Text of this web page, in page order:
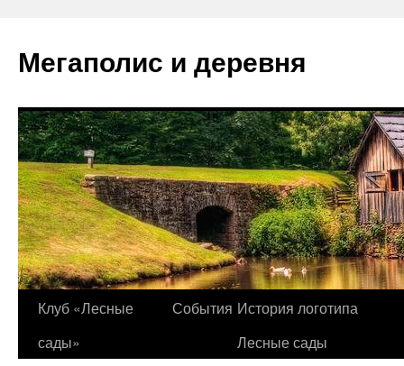
содержимому
Мегаполис и деревня
Клуб «Лесные
сады»
События История логотипа
Лесные сады